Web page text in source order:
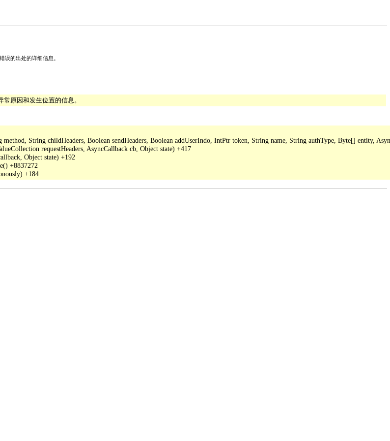
误的出处的详细信息。
原因和发生位置的信息。
String childHeaders, Boolean sendHeaders, Boolean addUserIndo, IntPtr token, String name, String authType, Byte[] entity,
requestHeaders, AsyncCallback cb, Object state) +417
Object state) +192
+8837272